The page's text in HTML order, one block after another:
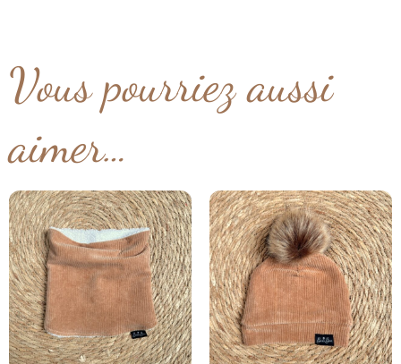
Vous pourriez aussi
aimer…